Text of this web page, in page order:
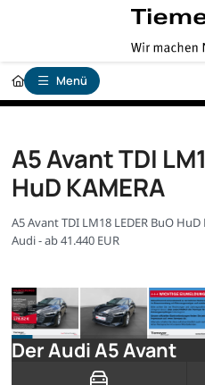
Menü
A5 Avant TDI
HuD KAMERA
A5 Avant TDI LM18 LEDER BuO
Audi - ab 41.440 EUR
Der Audi A5 Avant